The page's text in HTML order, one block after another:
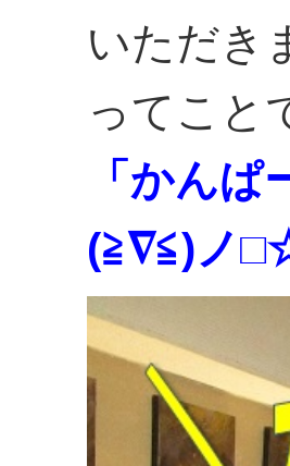
いただき
ってこと
「かんぱ
(≧∇≦)ノ